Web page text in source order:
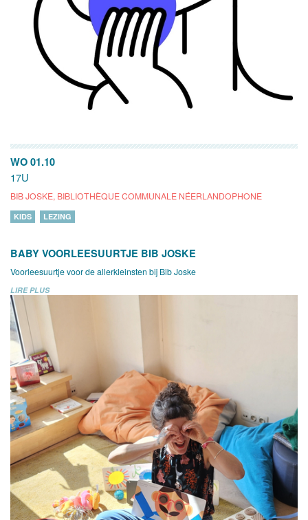
WO 01.10
17U
BIB JOSKE, BIBLIOTHÈQUE COMMUNALE NÉERLANDOPHONE
KIDS LEZING
BABY VOORLEESUURTJE BIB JOSKE
Voorleesuurtje voor de allerkleinsten bij Bib Joske
LIRE PLUS